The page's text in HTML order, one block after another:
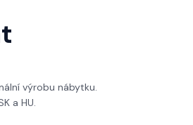
výrobu nábytku.
a HU.